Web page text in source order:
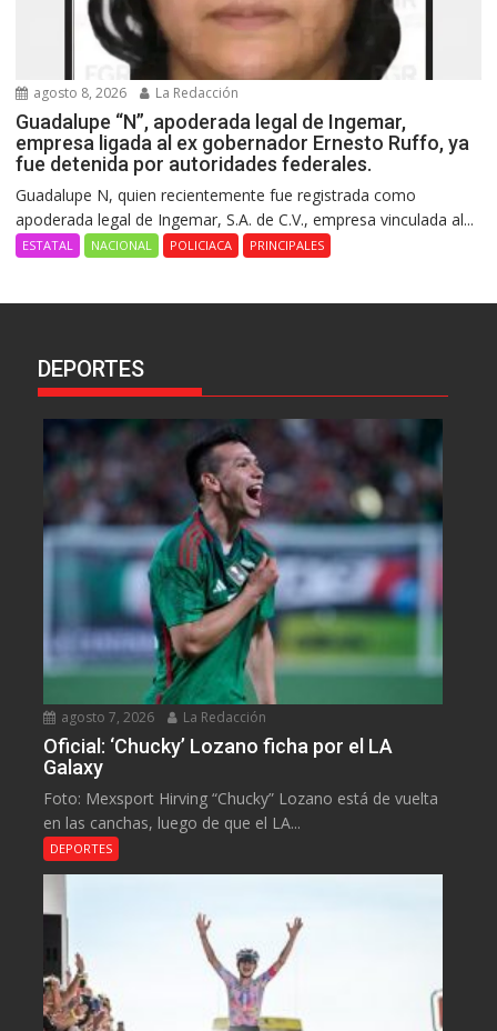
agosto 8, 2026 La Redacción
Guadalupe “N”, apoderada legal de Ingemar,
empresa ligada al ex gobernador Ernesto Ruffo, ya
fue detenida por autoridades federales.
Guadalupe N, quien recientemente fue registrada como
apoderada legal de Ingemar, S.A. de C.V., empresa vinculada al...
ESTATAL NACIONAL POLICIACA PRINCIPALES
DEPORTES
agosto 7, 2026 La Redacción
Oficial: ‘Chucky’ Lozano ficha por el LA
Galaxy
Foto: Mexsport Hirving “Chucky” Lozano está de vuelta
en las canchas, luego de que el LA...
DEPORTES